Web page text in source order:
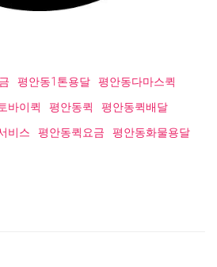
평안동1톤용달
평안동다마스퀵
바이퀵 평안동퀵
평안동퀵배달
비스 평안동퀵요금 평안동화물용달